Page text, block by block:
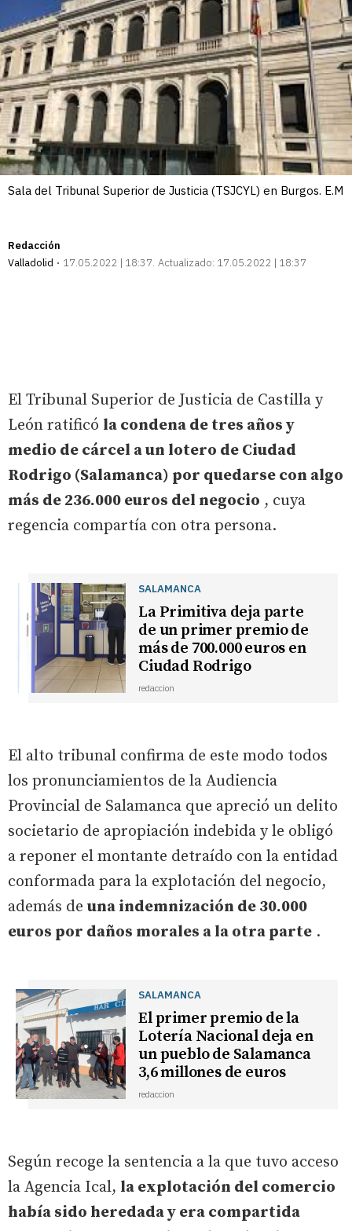
Sala del Tribunal Superior de Justicia (TSJCYL) en Burgos. E.M
Redacción
Valladolid
17.05.2022 | 18:37 Actualizado: 17.05.2022 | 18:37
El Tribunal Superior de Justicia de Castilla y
León ratificó la condena de tres años y
medio de cárcel a un lotero de Ciudad
Rodrigo (Salamanca) por quedarse con algo
más de 236.000 euros del negocio , cuya
regencia compartía con otra persona.
SALAMANCA
La Primitiva deja parte
de un primer premio de
más de 700.000 euros en
Ciudad Rodrigo
redaccion
El alto tribunal confirma de este modo todos
los pronunciamientos de la Audiencia
Provincial de Salamanca que apreció un delito
societario de apropiación indebida y le obligó
a reponer el montante detraído con la entidad
conformada para la explotación del negocio,
además de una indemnización de 30.000
euros por daños morales a la otra parte .
SALAMANCA
El primer premio de la
Lotería Nacional deja en
un pueblo de Salamanca
3,6 millones de euros
redaccion
Según recoge la sentencia a la que tuvo acceso
la Agencia Ical, la explotación del comercio
había sido heredada y era compartida